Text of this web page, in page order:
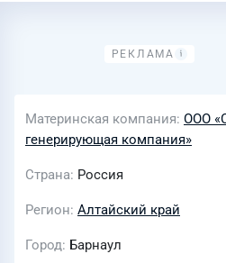
Материнская компания ООО
генерирующая компания»
Страна Россия
Регион Алтайский край
Город Барнаул